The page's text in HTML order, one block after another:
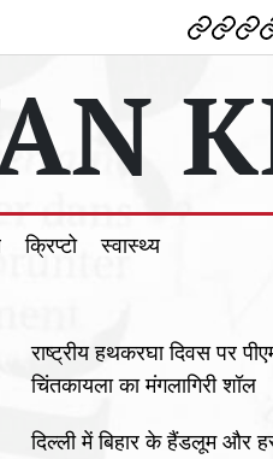
देश विदेश
क्रिप्टो स्वास्थ्य
राष्ट्रीय हथकरघा दिवस पर
चिंतकायला का मंगलागिरी शॉल
दिल्ली में बिहार के हैंडलूम और